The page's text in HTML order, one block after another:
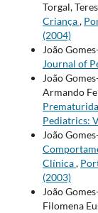
Torgal,
Criança,
(2004)
João
Journal of
João
Armando
Pediatrics:
João
Clínica,
(2003)
João
Filomena